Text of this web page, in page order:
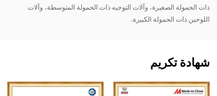
ذات الحمولة الصغيرة، وآلات التوجيه ذات الحمولة المتوسطة، وآلات
اللوحين ذات الحمولة الكبيرة.
شهادة تكريم